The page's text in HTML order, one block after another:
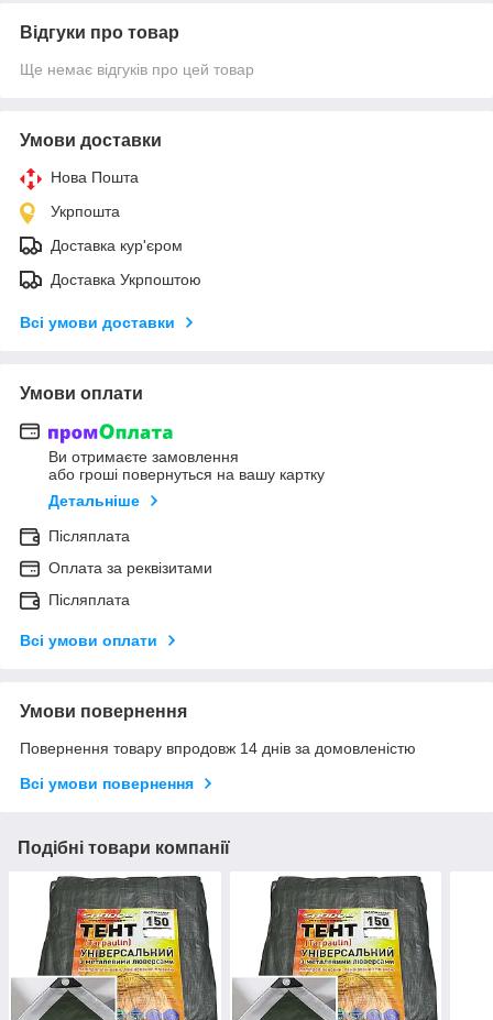
Відгуки про товар
Ще немає відгуків про цей товар
Умови доставки
Нова Пошта
Укрпошта
Доставка кур'єром
Доставка Укрпоштою
Всі умови доставки
Умови оплати
Ви отримаєте замовлення
або гроші повернуться на вашу картку
Детальніше
Післяплата
Оплата за реквізитами
Післяплата
Всі умови оплати
Умови повернення
Повернення товару впродовж 14 днів за домовленістю
Всі умови повернення
Подібні товари компанії